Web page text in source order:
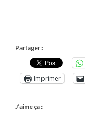
Partager :
Imprimer
J’aime ça :